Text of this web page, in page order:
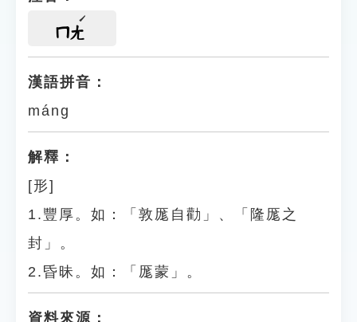
ㄇㄤ
漢語拼音：
máng
解釋：
[形]
1.豐厚。如：「敦厖自勸」、「隆厖之
封」。
2.昏昧。如：「厖蒙」。
資料來源：